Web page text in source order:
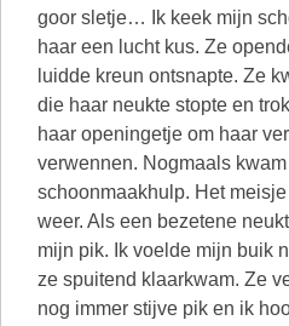
goor sletje… Ik keek mijn
haar een lucht kus. Ze
luidde kreun ontsnapte. Ze
die haar neukte stopte en
haar openingetje om haar
verwennen. Nogmaals
schoonmaakhulp. Het
weer. Als een bezetene
mijn pik. Ik voelde mijn buik
ze spuitend klaarkwam. Ze
nog immer stijve pik en ik